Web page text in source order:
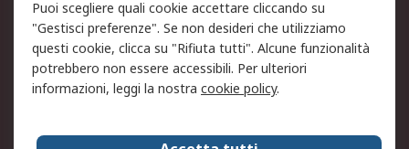
Condizioni di vendita
Condizioni generali di
servizio
Etica e responsabilità
Chi Siamo
Chi Siamo Contattaci
Puoi scegliere quali cookie accettare cliccando su
"Gestisci preferenze". Se non desideri che utilizziamo
questi cookie, clicca su "Rifiuta tutti". Alcune funzionalità
potrebbero non essere accessibili. Per ulteriori
informazioni, leggi la nostra cookie policy.